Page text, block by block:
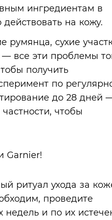
ингредиентам в
на кожу.
румянца, сухие
все эти проблемы
получить
по
до 28 дней
чтобы
ритуал ухода за
проведите
недель и по их